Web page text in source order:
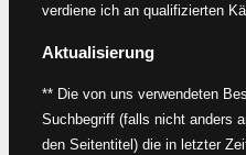
verdiene ich an qualifizierten
Aktualisierung
** Die von uns verwendeten
Suchbegriff (falls nicht anders
den Seitentitel) die in letzter